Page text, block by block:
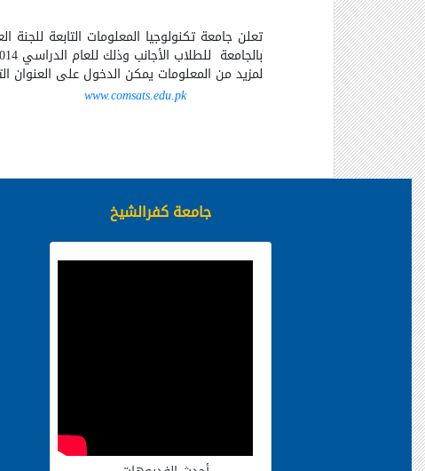
تعلن جامعة تكنولوجيا المعلومات التابعة للجنة
بالجامعة للطلاب الأجانب وذلك للعام الدراسي 2013/2014 سواء كمنحة دراسية أو بدون مصاريف دراسية
لمزيد من المعلومات يمكن الدخول على العنوان
www.comsats.edu.pk
جامعة كفرالشيخ